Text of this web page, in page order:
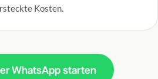
Kosten.
WhatsApp starten